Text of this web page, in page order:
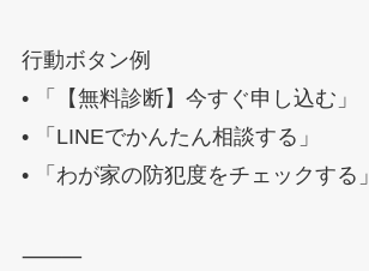
行動ボタン例
• 「【無料診断】今すぐ申し込む」
• 「LINEでかんたん相談する」
• 「わが家の防犯度をチェックする」
⸻